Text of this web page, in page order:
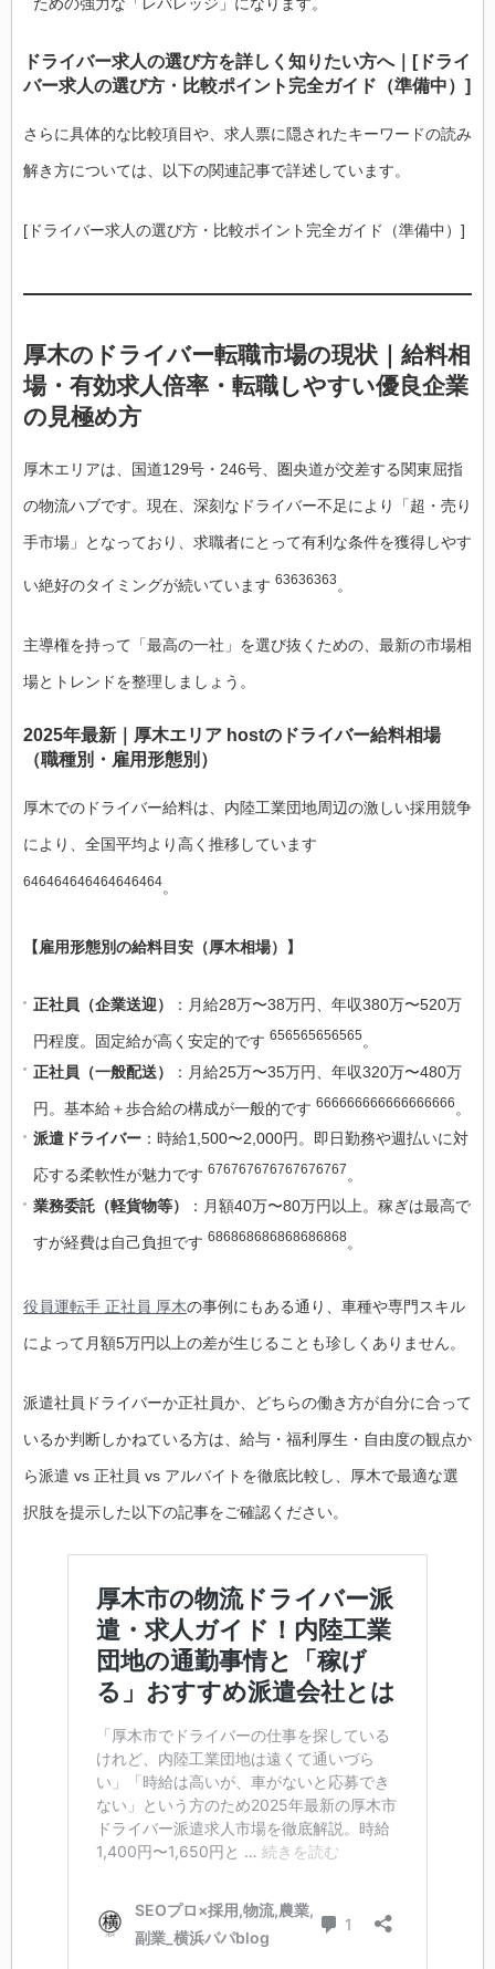
ドライバー求人の選び方を詳しく知りたい方へ｜[ドライ
バー求人の選び方・比較ポイント完全ガイド（準備中）]
さらに具体的な比較項目や、求人票に隠されたキーワードの読み
解き方については、以下の関連記事で詳述しています。
[ドライバー求人の選び方・比較ポイント完全ガイド（準備中）]
厚木のドライバー転職市場の現状｜給料相
場・有効求人倍率・転職しやすい優良企業
の見極め方
厚木エリアは、国道129号・246号、圏央道が交差する関東屈指
の物流ハブです。現在、深刻なドライバー不足により「超・売り
手市場」となっており、求職者にとって有利な条件を獲得しやす
い絶好のタイミングが続いています 63636363 。
主導権を持って「最高の一社」を選び抜くための、最新の市場相
場とトレンドを整理しましょう。
2025年最新｜厚木エリア hostのドライバー給料相場
（職種別・雇用形態別）
厚木でのドライバー給料は、内陸工業団地周辺の激しい採用競争
により、全国平均より高く推移しています
646464646464646464。
【雇用形態別の給料目安（厚木相場）】
正社員（企業送迎） ：月給28万〜38万円、年収380万〜520万
円程度。固定給が高く安定的です 656565656565 。
正社員（一般配送）
：月給25万〜35万円、年収320万〜480万
円。基本給＋歩合給の構成が一般的です 666666666666666666 。
派遣ドライバー ：時給1,500〜2,000円。即日勤務や週払いに対
応する柔軟性が魅力です 676767676767676767 。
業務委託（軽貨物等）
：月額40万〜80万円以上。稼ぎは最高で
すが経費は自己負担です 686868686868686868。
役員運転手 正社員 厚木の事例にもある通り、車種や専門スキル
によって月額5万円以上の差が生じることも珍しくありません。
派遣社員ドライバーか正社員か、どちらの働き方が自分に合って
いるか判断しかねている方は、給与・福利厚生・自由度の観点か
ら派遣 vs 正社員 vs アルバイトを徹底比較し、厚木で最適な選
択肢を提示した以下の記事をご確認ください。